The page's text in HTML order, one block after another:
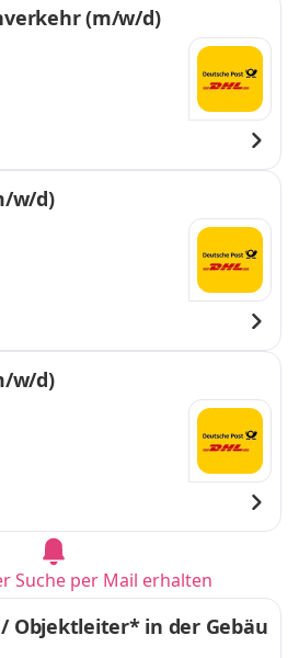
(m/w/d)
w/d)
w/d)
Suche per Mail erhalten
Objektleiter* in der Gebäu